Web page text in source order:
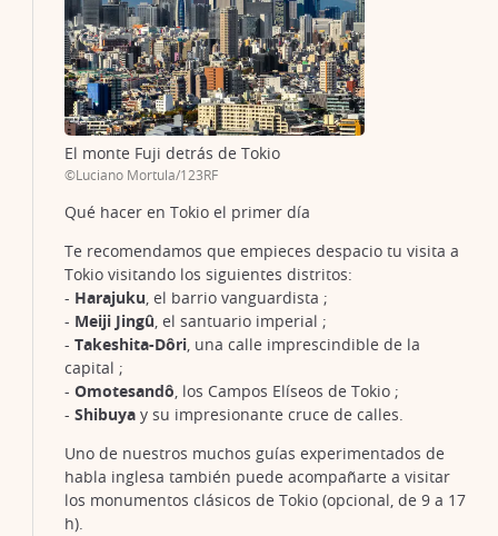
El monte Fuji detrás de Tokio
©Luciano Mortula/123RF
Qué hacer en Tokio el primer día
Te recomendamos que empieces despacio tu visita a
Tokio visitando los siguientes distritos:
- Harajuku, el barrio vanguardista ;
- Meiji Jingû, el santuario imperial ;
- Takeshita-Dôri, una calle imprescindible de la
capital ;
- Omotesandô, los Campos Elíseos de Tokio ;
- Shibuya y su impresionante cruce de calles.
Uno de nuestros muchos guías experimentados de
habla inglesa también puede acompañarte a visitar
los monumentos clásicos de Tokio (opcional, de 9 a 17
h).